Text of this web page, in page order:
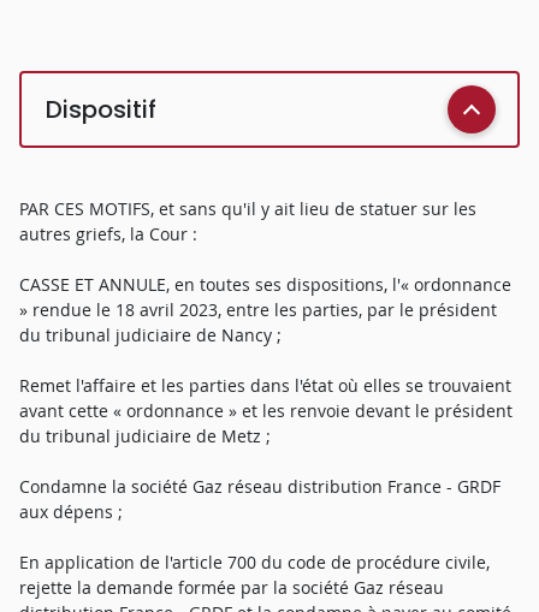
Dispositif
PAR CES MOTIFS, et sans qu'il y ait lieu de statuer sur les
autres griefs, la Cour :
CASSE ET ANNULE, en toutes ses dispositions, l'« ordonnance
» rendue le 18 avril 2023, entre les parties, par le président
du tribunal judiciaire de Nancy ;
Remet l'affaire et les parties dans l'état où elles se trouvaient
avant cette « ordonnance » et les renvoie devant le président
du tribunal judiciaire de Metz ;
Condamne la société Gaz réseau distribution France - GRDF
aux dépens ;
En application de l'article 700 du code de procédure civile,
rejette la demande formée par la société Gaz réseau